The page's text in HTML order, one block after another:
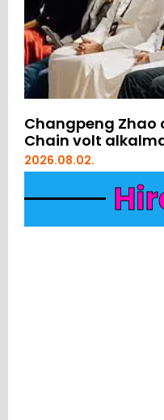
Changpeng Zhao
Chain volt
2026.08.02.